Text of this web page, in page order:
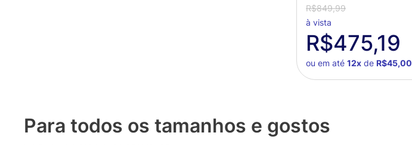
R$849,99
à vista
R$475,19
ou em até 12x de R$45,00
Para todos os tamanhos e gostos